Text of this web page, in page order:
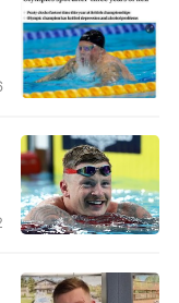
800自冠军。
年和11年两届
年世锦赛上创造
赛才被加拿大
世锦赛开始算